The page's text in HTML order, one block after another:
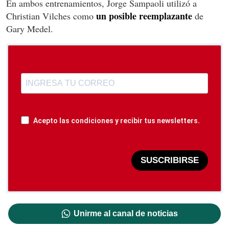
En ambos entrenamientos, Jorge Sampaoli utilizó a
Christian Vilches como un posible reemplazante de
Gary Medel.
Acepto las condiciones y recibir tus newsletters.
SUSCRIBIRSE
Unirme al canal de noticias